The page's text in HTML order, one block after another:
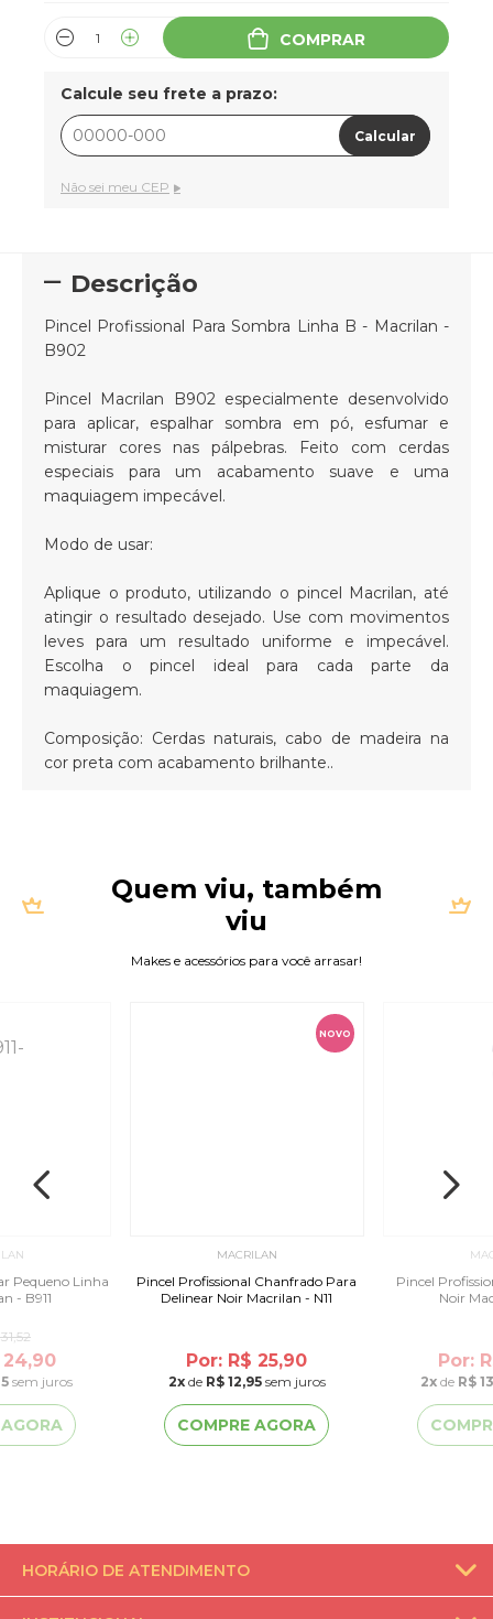
COMPRAR
Calcule seu frete a prazo:
Não sei meu CEP
Calcular
Descrição
Pincel Profissional Para Sombra Linha B - Macrilan -
B902
Pincel Macrilan B902 especialmente desenvolvido
para aplicar, espalhar sombra em pó, esfumar e
misturar cores nas pálpebras. Feito com cerdas
especiais para um acabamento suave e uma
maquiagem impecável.
Modo de usar:
Aplique o produto, utilizando o pincel Macrilan, até
atingir o resultado desejado. Use com movimentos
leves para um resultado uniforme e impecável.
Escolha o pincel ideal para cada parte da
maquiagem.
Composição: Cerdas naturais, cabo de madeira na
cor preta com acabamento brilhante..
Quem viu, também
viu
Makes e acessórios para você arrasar!
Pequeno Linha
- B911
24,90
sem juros
NOVO
MACRILAN
Pincel Profissional Chanfrado Para
Delinear Noir Macrilan - N11
Por: R$ 25,90
2xde R$ 12,95sem juros
COMPRE AGORA
Pincel
Noir
Por:
2x de R$
HORÁRIO DE ATENDIMENTO